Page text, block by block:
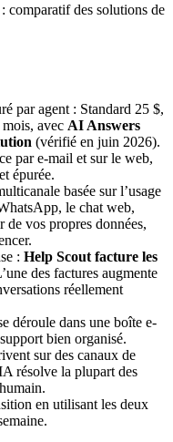
comparatif des solutions de
par agent : Standard 25 $,
avec AI Answers
(vérifié en juin 2026).
par e-mail et sur le web,
épurée.
basée sur l’usage
le chat web,
vos propres données,
: Help Scout facture les
des factures augmente
réellement
déroule dans une boîte e-
bien organisé.
sur des canaux de
résolve la plupart des
en utilisant les deux